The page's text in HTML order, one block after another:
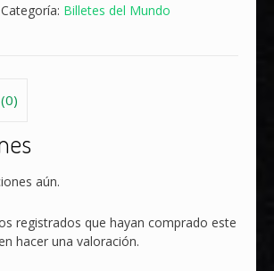
Categoría: Billetes del Mundo
aún.
registrados que hayan comprado este
hacer una valoración.